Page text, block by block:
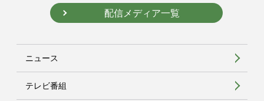
配信メディア一覧
ニュース
テレビ番組